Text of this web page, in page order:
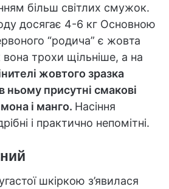
більш світлих смужок.
досягає 4-6 кг Основною
“родича” є жовта
вона трохи щільніше, а на
жовтого зразка
ньому присутні смакові
і манго. Насіння
і практично непомітні.
шкіркою з’явилася